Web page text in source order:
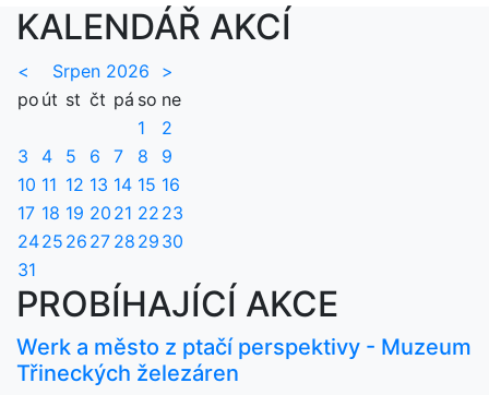
KALENDÁŘ AKCÍ
< Srpen 2026
>
po út st čt pá so ne
1
2
3
4 5 6 7 8
9
10 11 12 13 14 15 16
17 18 19 20 21 22 23
2425 26 27 28 29 30
31
PROBÍHAJÍCÍ AKCE
Werk a město z ptačí perspektivy - Muzeum
Třineckých železáren